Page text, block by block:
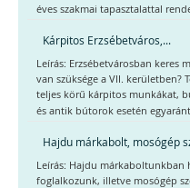
éves szakmai tapasztalattal
Kárpitos Erzsébetváros,...
Leírás: Erzsébetvárosban keres
van szüksége a VII. kerületben?
teljes körű kárpitos munkákat,
és antik bútorok esetén
Hajdu márkabolt, mosógép
Leírás: Hajdu márkaboltunkban
foglalkozunk, illetve mosógép